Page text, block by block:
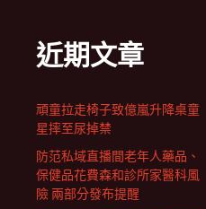
近期文章
頑童拉走椅子致億嵐升降桌童
星摔至尿掉禁
防范私域直播間老年人藥品、
保健品花費森和診所家醫科風
險 兩部分發布提醒